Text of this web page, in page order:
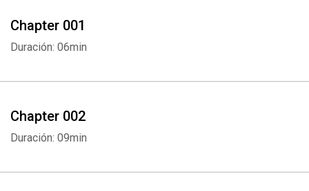
Chapter 001
Duración: 06min
Chapter 002
Duración: 09min